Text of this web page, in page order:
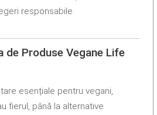
responsabile.
de Produse Vegane Life
esențiale pentru vegani,
fierul, până la alternative